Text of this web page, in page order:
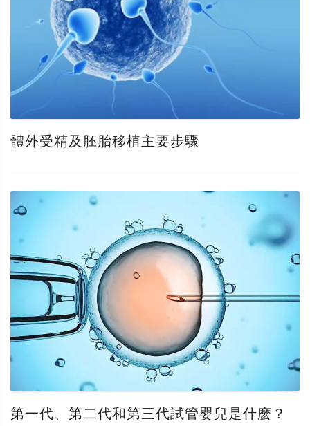
體外受精及胚胎移植主要步驟
第一代、第二代和第三代試管嬰兒是什麽？